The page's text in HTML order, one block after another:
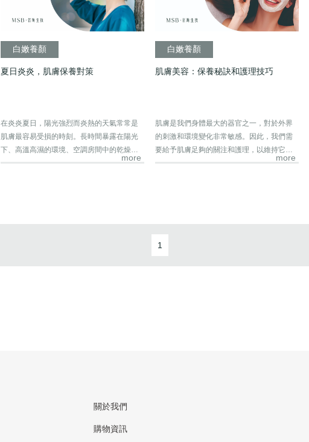
白嫩養顏
夏日炎炎，肌膚保養對策
在炎炎夏日，陽光強烈而炎熱的天氣常常是
肌膚最容易受損的時刻。長時間暴露在陽光
下、高溫高濕的環境、空調房間中的乾燥，
more
白嫩養顏
肌膚美容：保養秘訣和護理技巧
肌膚是我們身體最大的器官之一，對於外界
的刺激和環境變化非常敏感。因此，我們需
要給予肌膚足夠的關注和護理，以維持它的
more
1
關於我們
購物資訊